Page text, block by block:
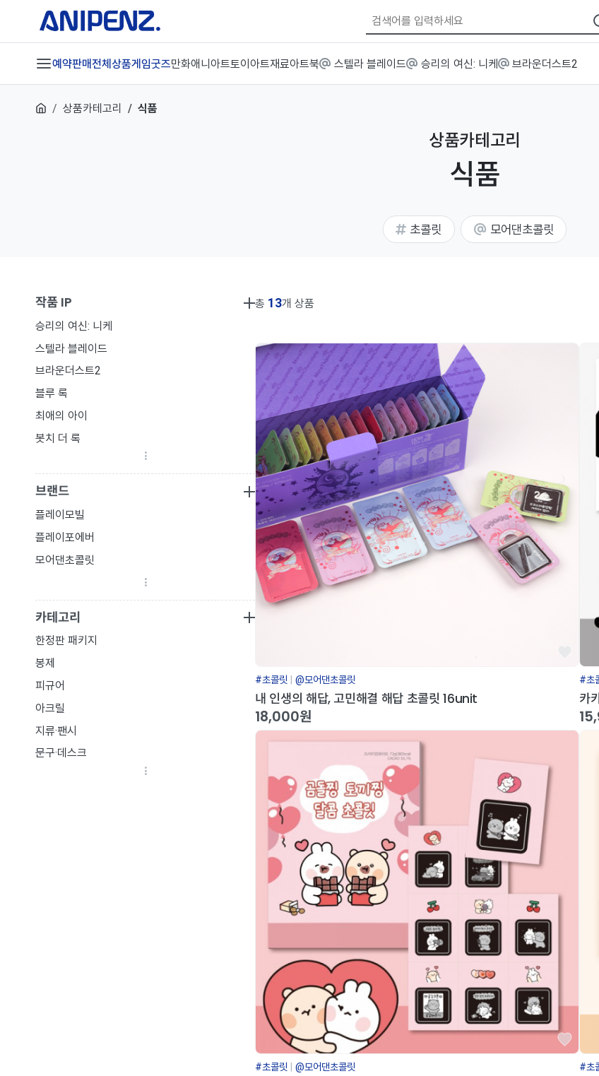
예약판매전체상품게임굿즈만화애니 아트토이 아트재료아트북 스텔라 블레이드 승리의 여신: 니케 브라운더스트2
상품카테고리 식품
상품카테고리
식품
초콜릿 모어댄초콜릿
작품 IP
승리의 여신: 니케
스텔라 블레이드
브라운더스트2
블루 록
최애의 아이
봇치 더 록
윈드브레이커
브랜드
플레이모빌
플레이포에버
모어댄초콜릿
카테고리
한정판 패키지
봉제
피규어
아크릴
지류·팬시
문구·데스크
총 13개 상품
#초콜릿 @모어댄초콜릿
내 인생의 해답, 고민해결 해답 초콜릿 16unit
18,000원
#초
카
#초콜릿 @모어댄초콜릿 #초